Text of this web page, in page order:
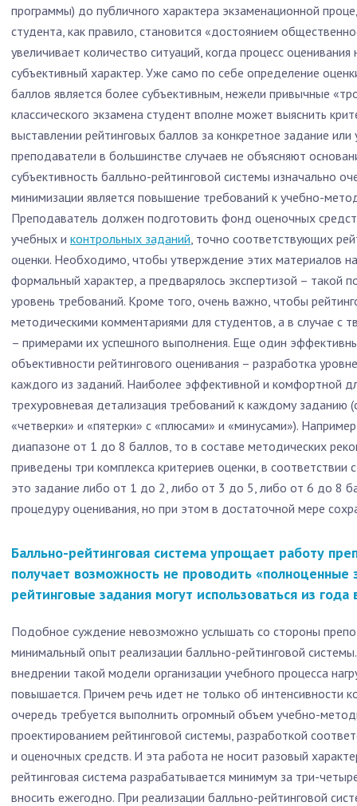
программы) до публичного характера экзаменационной
студента, как правило, становится «достоянием
увеличивает количество ситуаций, когда процесс
субъективный характер. Уже само по себе определение
баллов является более субъективным, нежели привычные
классического экзамена студент вполне может выяснить
выставлении рейтинговых баллов за конкретное задание
преподаватели в большинстве случаев не объясняют
субъективность балльно-рейтинговой системы изначально
минимизации является повышение требований к учебно-
Преподаватель должен подготовить фонд оценочных
учебных и контрольных заданий, точно соответствующих
оценки. Необходимо, чтобы утверждение этих материалов
формальный характер, а предварялось экспертизой –
уровень требований. Кроме того, очень важно, чтобы
методическими комментариями для студентов, а в случае с
– примерами их успешного выполнения. Еще один
объективности рейтингового оценивания – разработка
каждого из заданий. Наиболее эффективной и комфортной
трехуровневая детализация требований к каждому заданию
«четверки» и «пятерки» с «плюсами» и «минусами»).
диапазоне от 1 до 8 баллов, то в составе методических
приведены три комплекса критериев оценки, в
это задание либо от 1 до 2, либо от 3 до 5, либо от 6 до 8
процедуру оценивания, но при этом в достаточной мере
Балльно-рейтинговая система упрощает работу
получает возможность не проводить «полноценные
рейтинговые задания могут использоваться из года
Подобное суждение невозможно услышать со стороны
минимальный опыт реализации балльно-рейтинговой
внедрении такой модели организации учебного процесса
повышается. Причем речь идет не только об интенсивности
очередь требуется выполнить огромный объем учебно-
проектированием рейтинговой системы, разработкой
и оценочных средств. И эта работа не носит разовый
рейтинговая система разрабатывается минимум за три-
вносить ежегодно. При реализации балльно-рейтинговой